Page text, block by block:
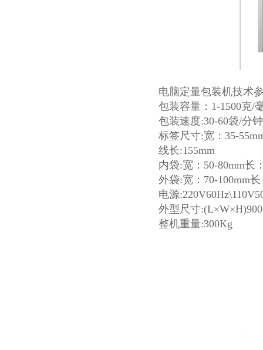
电脑定量包装机技术
包装容量：1-1500克/
包装速度:30-60袋/分钟
标签尺寸:宽：35-
线长:155mm
内袋:宽：50-80mm长
外袋:宽：70-100mm长
电源
外型尺寸
整机重量:300Kg